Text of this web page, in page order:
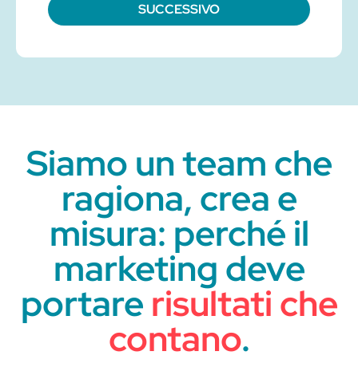
SUCCESSIVO
Siamo un team che
ragiona, crea e
misura: perché il
marketing deve
portare risultati che
contano.